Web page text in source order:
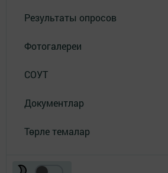
Результаты опросов
Фотогалереи
СОУТ
Документлар
Төрле темалар